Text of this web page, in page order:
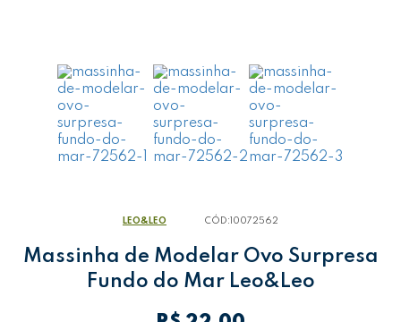
LEO&LEO CÓD: 10072562
Massinha de Modelar Ovo Surpresa
Fundo do Mar Leo&Leo